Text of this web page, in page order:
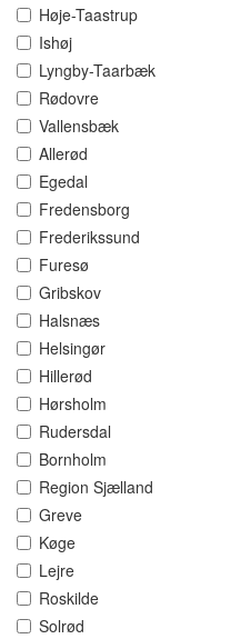
Høje-Taastrup
Ishøj
Lyngby-Taarbæk
Rødovre
Vallensbæk
Allerød
Egedal
Fredensborg
Frederikssund
Furesø
Gribskov
Halsnæs
Helsingør
Hillerød
Hørsholm
Rudersdal
Bornholm
Region Sjælland
Greve
Køge
Lejre
Roskilde
Solrød